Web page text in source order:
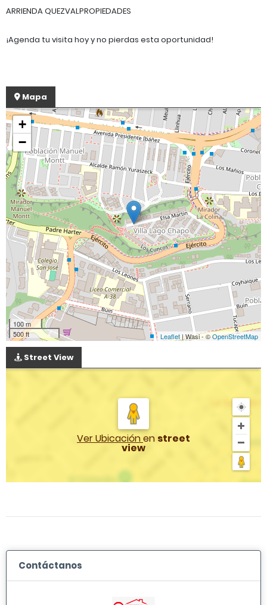
ARRIENDA QUEZVALPROPIEDADES
¡Agenda tu visita hoy y no pierdas esta oportunidad!
Mapa
+
−
100 m
500 ft
Leaflet| Wasi - ©OpenStreetMap
Street View
Ver Ubicaciónen street
view
Contáctanos